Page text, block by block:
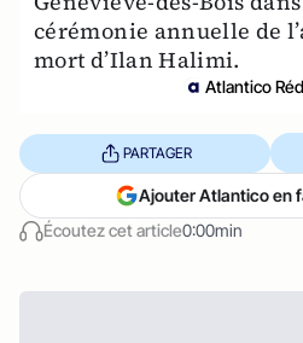
cérémonie annuelle de
mort d’Ilan Halimi.
Atlantico
Écoutez cet article0:00min
PARTAGER
Ajouter Atlantico en